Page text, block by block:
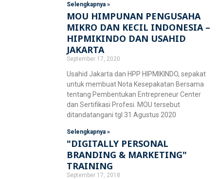
Ilmu Komunikasi
Teknik Lingkungan
Fakultas Teknologi Pangan & Kesehatan
Teknologi Pangan
Sekolah Pascasarjana
Doktoral Ilmu Komunikasi
Magister Ilmu Komunikasi
Magister Manajemen
Magister Manajemen Lingkungan
SIAKAD
CETAK KTM INFO AKADEMIK
daftar@usahid.ac.id
humas@usahid.ac.id
JadiUSAHID
People
Selengkapnya »
MOU HIMPUNAN PENGUSAHA
MIKRO DAN KECIL INDONESIA –
HIPMIKINDO DAN USAHID
JAKARTA
September 17, 2020
Usahid Jakarta dan HPP HIPMIKINDO, sepakat
untuk membuat Nota Kesepakatan Bersama
tentang Pembentukan Entrepreneur Center
dan Sertifikasi Profesi. MOU tersebut
ditandatangani tgl 31 Agustus 2020
Selengkapnya »
"DIGITALLY PERSONAL
BRANDING & MARKETING"
TRAINING
September 17, 2018